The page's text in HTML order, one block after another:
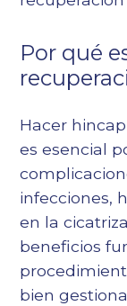
Por qué
Hacer
es esencial
infecciones,
en la
beneficios
bien